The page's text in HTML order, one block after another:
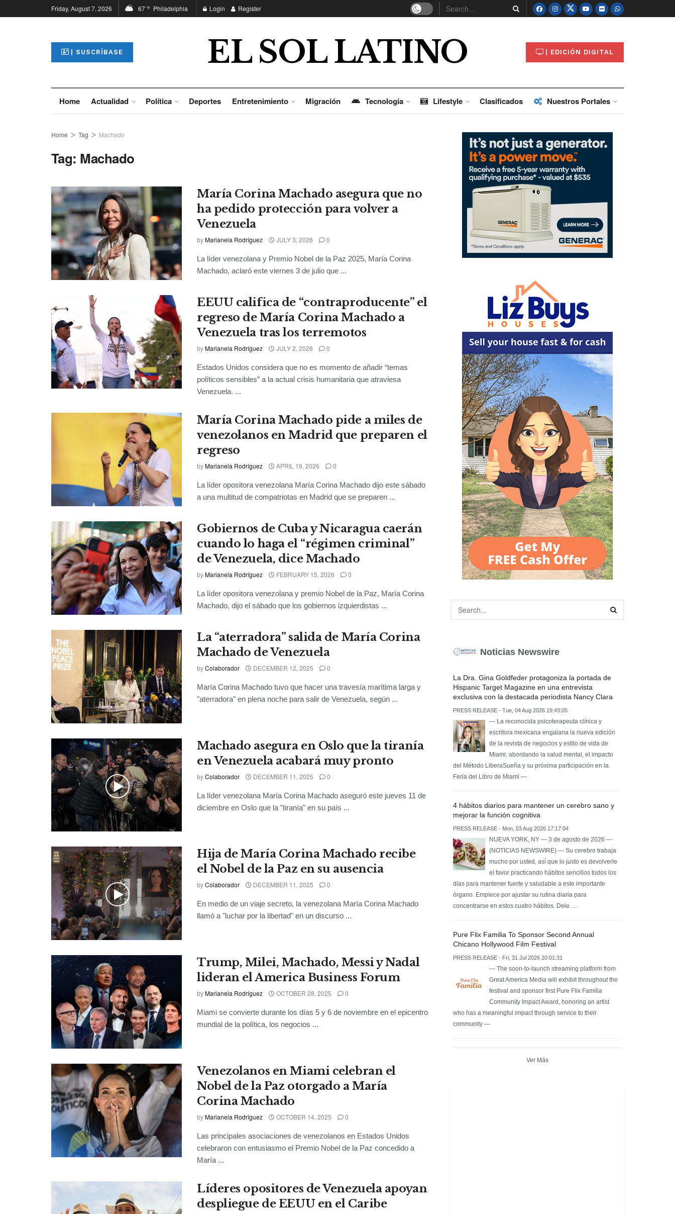
Friday, August 7, 2026 67°F Philadelphia Login Register
| SUSCRÍBASE EL SOL LATINO | EDICIÓN DIGITAL
Home Actualidad Política Deportes Entretenimiento Migración Tecnología Lifestyle Clasificados Nuestros Portales
Home Tag Machado
Tag: Machado
María Corina Machado asegura que no
ha pedido protección para volver a
Venezuela
byMarianela Rodríguez JULY 3, 2026 0
La líder venezolana y Premio Nobel de la Paz 2025, María Corina
Machado, aclaró este viernes 3 de julio que ...
EEUU califica de “contraproducente” el
regreso de María Corina Machado a
Venezuela tras los terremotos
byMarianela Rodríguez JULY 2, 2026 0
Estados Unidos considera que no es momento de añadir “temas
políticos sensibles” a la actual crisis humanitaria que atraviesa
Venezuela. ...
María Corina Machado pide a miles de
venezolanos en Madrid que preparen el
regreso
byMarianela Rodríguez APRIL 19, 2026 0
La líder opositora venezolana María Corina Machado dijo este sábado
a una multitud de compatriotas en Madrid que se preparen ...
Gobiernos de Cuba y Nicaragua caerán
cuando lo haga el “régimen criminal”
de Venezuela, dice Machado
byMarianela Rodríguez FEBRUARY 15, 2026 0
La líder opositora venezolana y premio Nobel de la Paz, María Corina
Machado, dijo el sábado que los gobiernos izquierdistas ...
La “aterradora” salida de María Corina
Machado de Venezuela
byColaborador DECEMBER 12, 2025 0
María Corina Machado tuvo que hacer una travesía marítima larga y
"aterradora" en plena noche para salir de Venezuela, según ...
Machado asegura en Oslo que la tiranía
en Venezuela acabará muy pronto
byColaborador DECEMBER 11, 2025 0
La líder venezolana María Corina Machado aseguró este jueves 11 de
diciembre en Oslo que la "tiranía" en su país ...
Hija de María Corina Machado recibe
el Nobel de la Paz en su ausencia
byColaborador DECEMBER 11, 2025 0
En medio de un viaje secreto, la venezolana María Corina Machado
llamó a "luchar por la libertad" en un discurso ...
Trump, Milei, Machado, Messi y Nadal
lideran el America Business Forum
byMarianela Rodríguez OCTOBER 28, 2025 0
Miami se convierte durante los días 5 y 6 de noviembre en el epicentro
mundial de la política, los negocios ...
Venezolanos en Miami celebran el
Nobel de la Paz otorgado a María
Corina Machado
byMarianela Rodríguez OCTOBER 14, 2025 0
Las principales asociaciones de venezolanos en Estados Unidos
celebraron con entusiasmo el Premio Nobel de la Paz concedido a
María ...
Líderes opositores de Venezuela apoyan
despliegue de EEUU en el Caribe
Noticias Newswire
La Dra. Gina Goldfeder protagoniza la portada de
Hispanic Target Magazine en una entrevista
exclusiva con la destacada periodista Nancy Clara
PRESS RELEASE - Tue, 04 Aug 2026 19:43:05
— La reconocida psicoterapeuta clínica y
escritora mexicana engalana la nueva edición
de la revista de negocios y estilo de vida de
Miami, abordando la salud mental, el impacto
del Método LiberaSueña y su próxima participación en la
Feria del Libro de Miami —
4 hábitos diarios para mantener un cerebro sano y
mejorar la función cognitiva
PRESS RELEASE - Mon, 03 Aug 2026 17:17:04
NUEVA YORK, NY — 3 de agosto de 2026 —
(NOTICIAS NEWSWIRE) — Su cerebro trabaja
mucho por usted, así que lo justo es devolverle
el favor practicando hábitos sencillos todos los
días para mantener fuerte y saludable a este importante
órgano. Empiece por ajustar su rutina diaria para
concentrarse en estos cuatro hábitos. Dele …
Pure Flix Familia To Sponsor Second Annual
Chicano Hollywood Film Festival
PRESS RELEASE - Fri, 31 Jul 2026 20:01:31
— The soon-to-launch streaming platform from
Great America Media will exhibit throughout the
festival and sponsor first Pure Flix Familia
Community Impact Award, honoring an artist
who has a meaningful impact through service to their
community —
Ver Más